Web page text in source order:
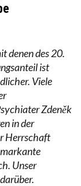
denen des 20.
ist
Viele
Zdeněk
in der
Herrschaft
Unser